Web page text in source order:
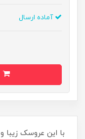
آماده ارسال
با این عروسک زیبا